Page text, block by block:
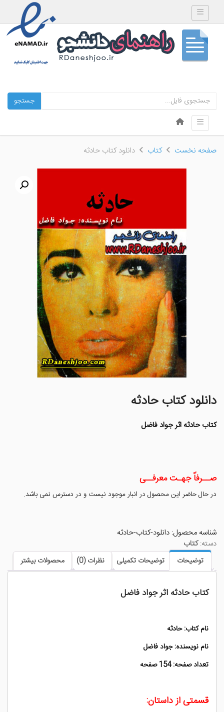
Toggle navigation
جستجو
Menu
Skip to content
Toggle navigation
صفحه نخست کتاب دانلود کتاب حادثه
دانلود کتاب حادثه
کتاب حادثه اثر جواد فاضل
صــرفاً جهـت معرفــی
در حال حاضر این محصول در انبار موجود نیست و در دسترس نمی باشد.
شناسه محصول: دانلود-کتاب-حادثه
دسته:کتاب
توضیحات توضیحات تکمیلی نظرات (0) محصولات بیشتر
کتاب حادثه اثر جواد فاضل
نام کتاب: حادثه
نام نویسنده: جواد فاضل
تعداد صفحه: 154 صفحه
قسمتی از داستان: